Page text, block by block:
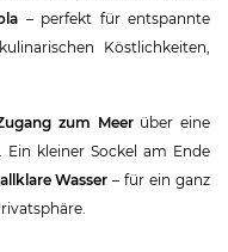
– perfekt für entspannte
Köstlichkeiten,
zum Meerüber eine
Ein kleiner Sockel am Ende
Wasser – für ein ganz